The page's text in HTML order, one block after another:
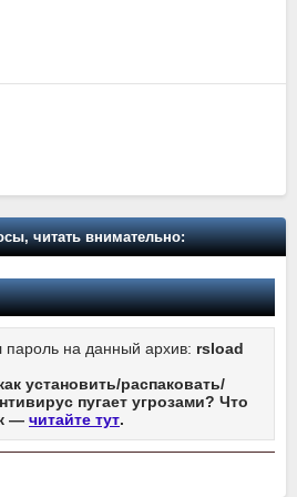
читать внимательно:
пароль на данный архив: rsload
установить/распаковать/
пугает угрозами? Что
— читайте тут.